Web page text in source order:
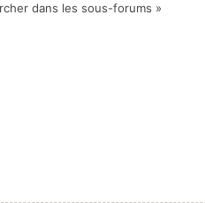
dans les sous-forums »